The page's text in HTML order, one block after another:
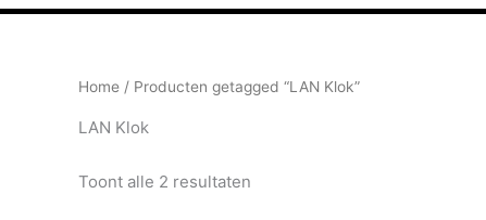
inhoud
Home / Producten getagged “LAN Klok”
LAN Klok
Toont alle 2 resultaten